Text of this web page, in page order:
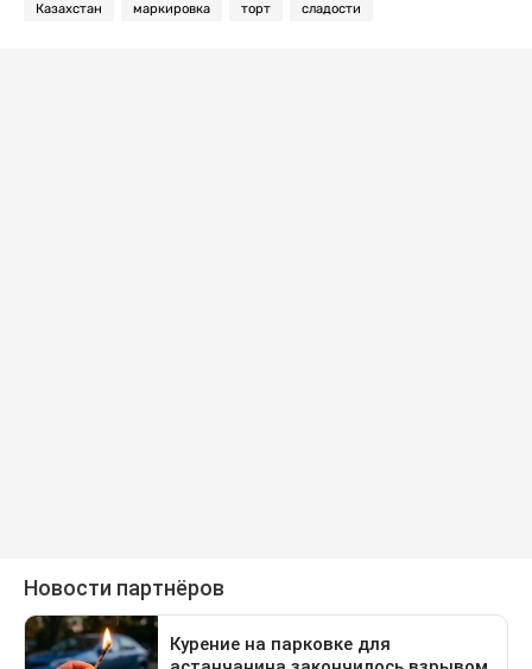
Казахстан маркировка торт сладости